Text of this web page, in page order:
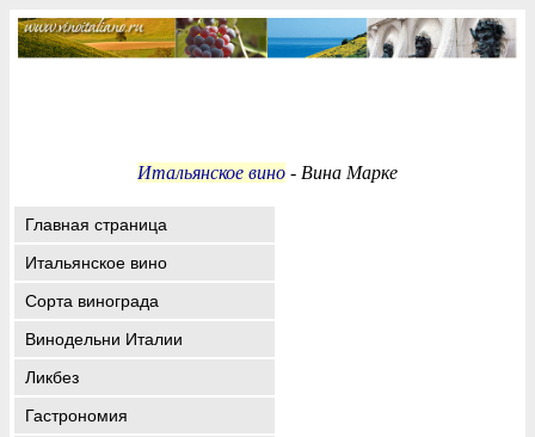
Итальянское вино - Вина Марке
Главная страница
Итальянское вино
Сорта винограда
Винодельни Италии
Ликбез
Гастрономия